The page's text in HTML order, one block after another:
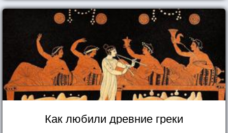
Как любили древние греки